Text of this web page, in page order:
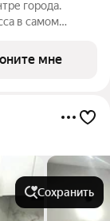
города.
мне
Сохранить